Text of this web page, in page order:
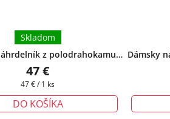
z polodrahokamu
srdiečok
krabička zadarmo
Skladom
47 €
Jednotková
cena:
47 € / 1 ks
DO KOŠÍKA
Dámsky